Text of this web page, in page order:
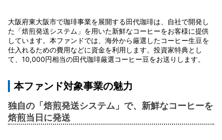
大阪府東大阪市で珈琲事業を展開する田代珈琲は、自社で開発し
た「焙煎発送システム」を用いた新鮮なコーヒーをお客様に提供
しています。本ファンドでは、海外から厳選したコーヒー生豆を
仕入れるための費用などに資金を利用します。投資家特典とし
て、10,000円相当の田代珈琲厳選コーヒー豆をお送りします。
本ファンド対象事業の魅力
独自の「焙煎発送システム」で、新鮮なコーヒーを
焙煎当日に発送